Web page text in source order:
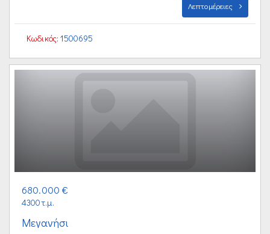
Λεπτομέρειες
Κωδικός: 1500695
680.000 €
4300τ.μ.
Μεγανήσι